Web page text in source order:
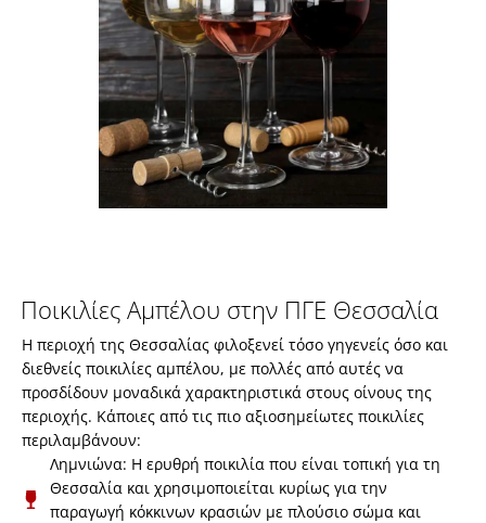
Ποικιλίες Αμπέλου στην ΠΓΕ Θεσσαλία
Η περιοχή της Θεσσαλίας φιλοξενεί τόσο γηγενείς όσο και
διεθνείς ποικιλίες αμπέλου, με πολλές από αυτές να
προσδίδουν μοναδικά χαρακτηριστικά στους οίνους της
περιοχής. Κάποιες από τις πιο αξιοσημείωτες ποικιλίες
περιλαμβάνουν:
Λημνιώνα: Η ερυθρή ποικιλία που είναι τοπική για τη
Θεσσαλία και χρησιμοποιείται κυρίως για την
παραγωγή κόκκινων κρασιών με πλούσιο σώμα και